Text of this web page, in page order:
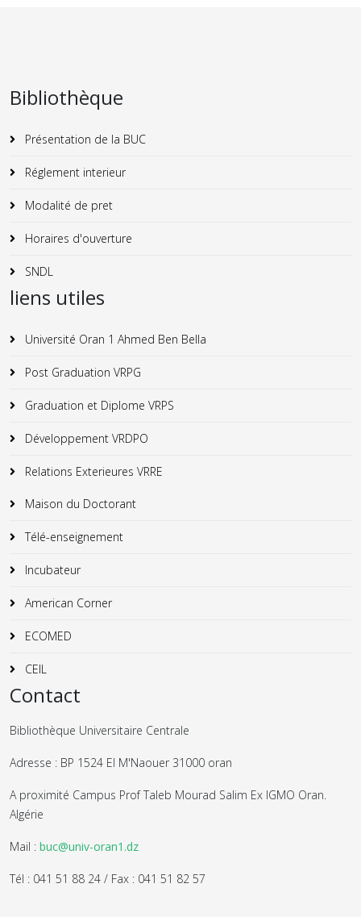
Bibliothèque
Présentation de la BUC
Réglement interieur
Modalité de pret
Horaires d'ouverture
SNDL
liens utiles
Université Oran 1 Ahmed Ben Bella
Post Graduation VRPG
Graduation et Diplome VRPS
Développement VRDPO
Relations Exterieures VRRE
Maison du Doctorant
Télé-enseignement
Incubateur
American Corner
ECOMED
CEIL
Contact
Bibliothèque Universitaire Centrale
Adresse : BP 1524 El M'Naouer 31000 oran
A proximité Campus Prof Taleb Mourad Salim Ex IGMO Oran.
Algérie
Mail : buc@univ-oran1.dz
Tél : 041 51 88 24 / Fax : 041 51 82 57